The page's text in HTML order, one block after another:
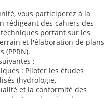
vous participerez à la
rédigeant des cahiers des
portant sur les
et l'élaboration de plans
:
: Piloter les études
(hydrologie,
et la conformité des